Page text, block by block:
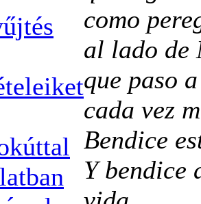
como
al lado de
que paso
cada vez
Bendice
Y bendice